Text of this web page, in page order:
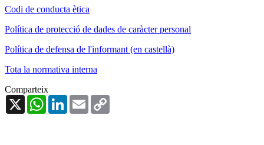
Codi de conducta ètica
Política de protecció de dades de caràcter personal
Política de defensa de l'informant (en castellà)
Tota la normativa interna
Comparteix
X
WhatsAppLinkedInEmail